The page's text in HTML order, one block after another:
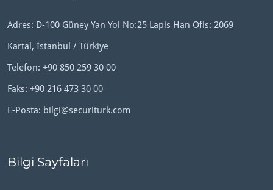
Adres: D-100 Güney Yan Yol No:25 Lapis Han Ofis: 2069
Kartal, İstanbul / Türkiye
Telefon: +90 850 259 30 00
Faks: +90 216 473 30 00
E-Posta: bilgi@securiturk.com
Bilgi Sayfaları